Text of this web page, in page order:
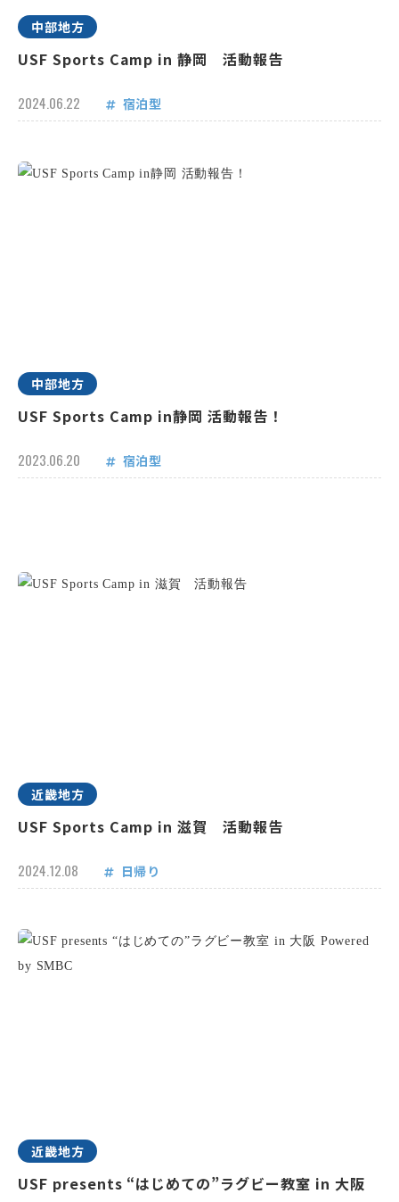
中部地方
USF Sports Camp in 静岡 活動報告
2024.06.22 宿泊型
中部地方
USF Sports Camp in静岡 活動報告！
2023.06.20 宿泊型
近畿地方
USF Sports Camp in 滋賀 活動報告
2024.12.08 日帰り
近畿地方
USF presents “はじめての”ラグビー教室 in 大阪